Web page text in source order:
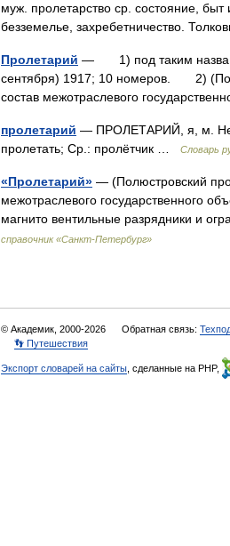
муж. пролетарство ср. состояние,
безземелье, захребетничество.
Пролетарий — 1) под таким
сентября) 1917; 10 номеров. 2)
состав межотраслевого
пролетарий — ПРОЛЕТАРИЙ, я, м.
пролетать; Ср.: пролётчик …
Словарь
«Пролетарий» — (Полюстровский
межотраслевого государственного
магнито вентильные разрядники и
справочник «Санкт-Петербург»
© Академик, 2000-2026 Обратная связь:
👣 Путешествия
Экспорт словарей на сайты , сделанные на PHP,